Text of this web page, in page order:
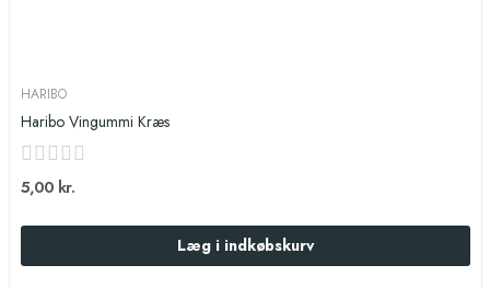
HARIBO
Haribo Vingummi Kræs
5,00 kr.
Læg i indkøbskurv